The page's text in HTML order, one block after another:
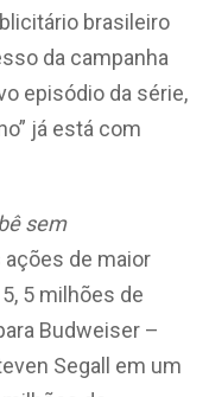
brasileiro
da campanha
episódio da série,
já está com
sem
de maior
5 milhões de
Budweiser –
Segall em um